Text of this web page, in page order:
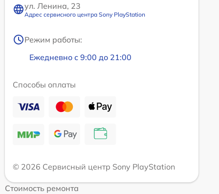
ул. Ленина, 23
Адрес сервисного центра Sony PlayStation
Режим работы:
Ежедневно с 9:00 до 21:00
Способы оплаты
© 2026 Сервисный центр Sony PlayStation
Стоимость ремонта